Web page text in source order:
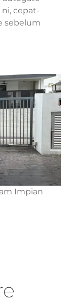
cepat-
sebelum
Impian